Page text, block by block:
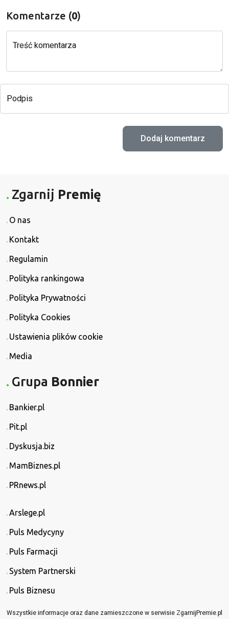
Komentarze (0)
Treść komentarza
Podpis
Zgarnij Premię
O nas
Kontakt
Regulamin
Polityka rankingowa
Polityka Prywatności
Polityka Cookies
Ustawienia plików cookie
Media
Grupa Bonnier
Bankier.pl
Pit.pl
Dyskusja.biz
MamBiznes.pl
PRnews.pl
Arslege.pl
Puls Medycyny
Puls Farmacji
System Partnerski
Puls Biznesu
Wszystkie informacje oraz dane zamieszczone w serwisie ZgarnijPremie.pl